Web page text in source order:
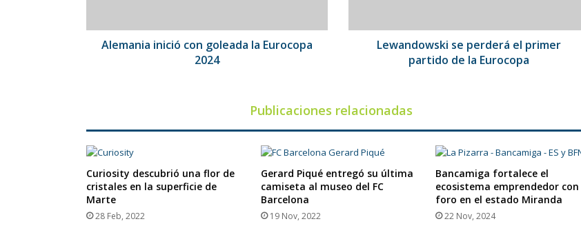
Alemania inició con goleada la Eurocopa
2024
Eurocopa
Lewandowski se perderá el primer
partido de la Eurocopa
Publicaciones relacionadas
Curiosity descubrió una flor de
cristales en la superficie de
Marte
28 Feb, 2022
Gerard Piqué entregó su última
camiseta al museo del FC
Barcelona
19 Nov, 2022
Bancamiga fortalece el
ecosistema emprendedor con
foro en el estado Miranda
22 Nov, 2024